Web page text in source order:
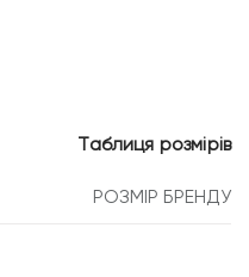
РОЗМІР БРЕНДУ
Таблиця розмірів